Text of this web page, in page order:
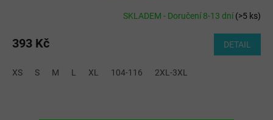
SKLADEM - Doručení 8-13 dní(>5 ks)
393 Kč DETAIL
XS S M L XL 104-116 2XL-3XL